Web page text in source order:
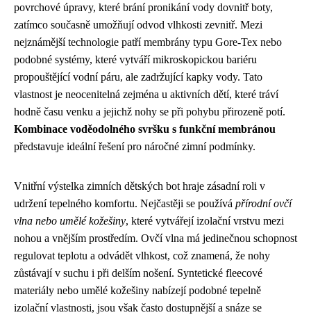
povrchové úpravy, které brání pronikání vody dovnitř boty,
zatímco současně umožňují odvod vlhkosti zevnitř. Mezi
nejznámější technologie patří membrány typu Gore-Tex nebo
podobné systémy, které vytváří mikroskopickou bariéru
propouštějící vodní páru, ale zadržující kapky vody. Tato
vlastnost je neocenitelná zejména u aktivních dětí, které tráví
hodně času venku a jejichž nohy se při pohybu přirozeně potí.
Kombinace voděodolného svršku s funkční membránou
představuje ideální řešení pro náročné zimní podmínky.
Vnitřní výstelka zimních dětských bot hraje zásadní roli v
udržení tepelného komfortu. Nejčastěji se používá přírodní ovčí
vlna nebo umělé kožešiny, které vytvářejí izolační vrstvu mezi
nohou a vnějším prostředím. Ovčí vlna má jedinečnou schopnost
regulovat teplotu a odvádět vlhkost, což znamená, že nohy
zůstávají v suchu i při delším nošení. Syntetické fleecové
materiály nebo umělé kožešiny nabízejí podobné tepelně
izolační vlastnosti, jsou však často dostupnější a snáze se